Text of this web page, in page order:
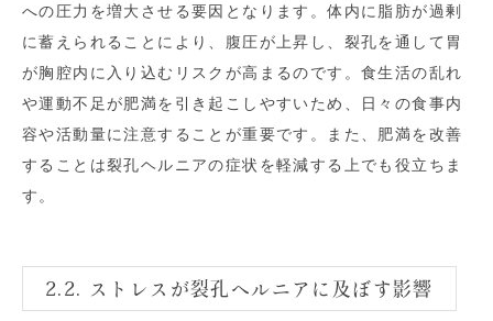
への圧力を増大させる要因となります。体内に脂肪が過剰
に蓄えられることにより、腹圧が上昇し、裂孔を通して胃
が胸腔内に入り込むリスクが高まるのです。食生活の乱れ
や運動不足が肥満を引き起こしやすいため、日々の食事内
容や活動量に注意することが重要です。また、肥満を改善
することは裂孔ヘルニアの症状を軽減する上でも役立ちま
す。
2.2. ストレスが裂孔ヘルニアに及ぼす影響